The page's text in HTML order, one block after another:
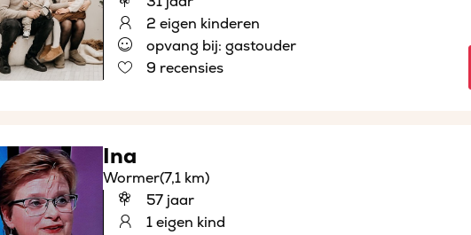
2 eigen kinderen
opvang bij: gastouder
9 recensies
Ina
Wormer(7,1 km)
57 jaar
1 eigen kind